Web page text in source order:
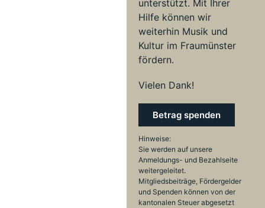
unterstützt. Mit Ihrer
Hilfe können wir
weiterhin Musik und
Kultur im Fraumünster
fördern.
Vielen Dank!
Betrag spenden
Hinweise:
Sie werden auf unsere
Anmeldungs- und Bezahlseite
weitergeleitet.
Mitgliedsbeiträge, Fördergelder
und Spenden können von der
kantonalen Steuer abgesetzt